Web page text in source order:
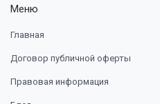
Меню
Главная
Договор публичной оферты
Правовая информация